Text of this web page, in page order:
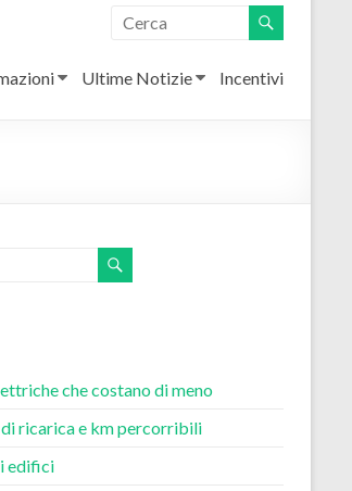
Ultime Notizie Incentivi
che costano di meno
ricarica e km percorribili
edifici